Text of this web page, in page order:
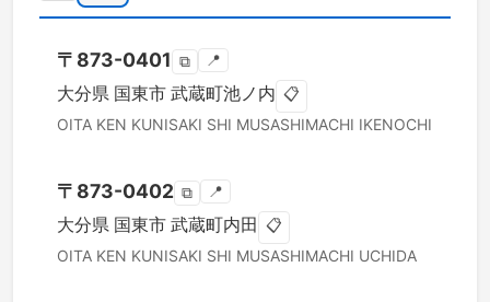
〒 873-0401 ⧉ 📍
大分県 国東市 武蔵町池ノ内 📋
OITA KEN KUNISAKI SHI MUSASHIMACHI IKENOCHI
〒 873-0402 ⧉ 📍
大分県 国東市 武蔵町内田 📋
OITA KEN KUNISAKI SHI MUSASHIMACHI UCHIDA